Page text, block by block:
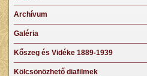
Archívum
Galéria
Kőszeg és Vidéke 1889-1939
Kölcsönözhető diafilmek